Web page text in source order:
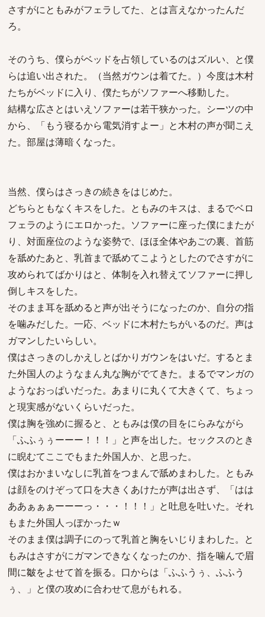
さすがにともみがフェラしてた、とは言えなかったんだ
ろ。
そのうち、僕らがベッドを占領しているのはズルい、と僕
らは追い出された。（当然ガウンは着てた。）今度は木村
たちがベッドに入り、僕たちがソファーへ移動した。
結構な広さとはいえソファーは若干狭かった。シーツの中
から、「もう寝るから電気消すよー」と木村の声が聞こえ
た。部屋は薄暗くなった。
当然、僕らはさっきの続きをはじめた。
どちらともなくキスをした。ともみのキスは、まるでベロ
フェラのようにエロかった。ソファーに座った僕にまたが
り、対面座位のような姿勢で、ほほ全体やあごの裏、首筋
を舐めたあと、乳首まで舐めてこようとしたのでさすがに
攻められてばかりはと、体制を入れ替えてソファーに押し
倒しキスをした。
そのまま耳を舐めると声が出そうになったのか、自分の指
を噛みだした。一応、ベッドに木村たちがいるのだ。声は
ガマンしたいらしい。
僕はさっきのしかえしとばかりガウンをはいだ。するとま
た外国人のようなまん丸な胸がでてきた。まるでマンガの
ようなおっぱいだった。あまりに丸くて大きくて、ちょっ
と現実感がないくらいだった。
僕は胸を強めに握ると、ともみは僕の目をにらみながら
「ふふぅぅーーー！！！」と声を出した。セックスのとき
に睨むてここでもまた外国人か、と思った。
僕はおかまいなしに乳首をつまんで舐めまわした。ともみ
は顔をのけぞって口を大きくあけたが声は出さず、「はは
ああぁぁぁーーーっ・・・！！！」と吐息を吐いた。それ
もまた外国人っぽかったｗ
そのまま僕は調子にのって乳首と胸をいじりまわした。と
もみはさすがにガマンできなくなったのか、指を噛んで眉
間に皺をよせて首を振る。口からは「ふふうぅ、ふふう
ぅ、」と僕の攻めに合わせて息がもれる。